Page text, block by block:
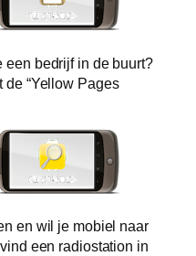
een bedrijf in de buurt?
de “Yellow Pages
en wil je mobiel naar
een radiostation in